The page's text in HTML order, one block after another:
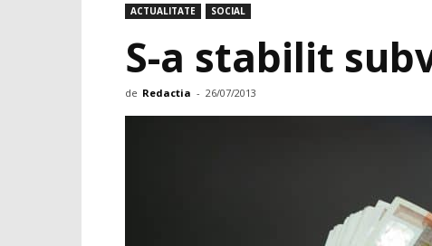
ACTUALITATE SOCIAL
S-a stabilit
de Redactia - 26/07/2013